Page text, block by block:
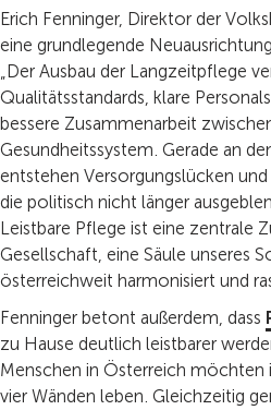
Erich Fenninger, Direktor der
eine grundlegende
„Der Ausbau der Langzeitpflege
Qualitätsstandards, klare
bessere Zusammenarbeit
Gesundheitssystem. Gerade an
entstehen Versorgungslücken
die politisch nicht länger
Leistbare Pflege ist eine zentrale
Gesellschaft, eine Säule unseres
österreichweit harmonisiert und
Fenninger betont außerdem, dass
zu Hause deutlich leistbarer
Menschen in Österreich möchten
vier Wänden leben. Gleichzeitig